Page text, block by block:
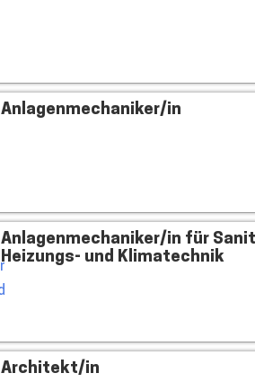
Anlagenmechaniker/in
Anlagenmechaniker/in für
Heizungs- und Klimatechnik
Architekt/in